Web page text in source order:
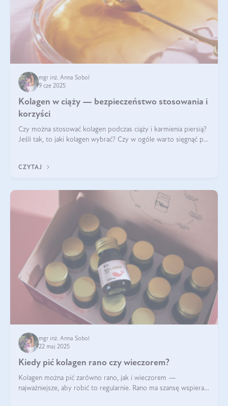
mgr inż. Anna Sobol
9 cze 2025
Kolagen w ciąży — bezpieczeństwo stosowania i
korzyści
Czy można stosować kolagen podczas ciąży i karmienia piersią?
Jeśli tak, to jaki kolagen wybrać? Czy w ogóle warto sięgnąć po
CZYTAJ
mgr inż. Anna Sobol
22 maj 2025
Kiedy pić kolagen rano czy wieczorem?
Kolagen można pić zarówno rano, jak i wieczorem —
najważniejsze, aby robić to regularnie. Rano ma szansę wspierać